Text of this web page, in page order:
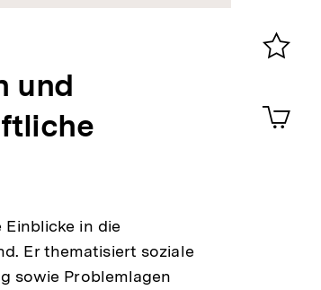
und
Einblicke in die
Er thematisiert soziale
sowie Problemlagen